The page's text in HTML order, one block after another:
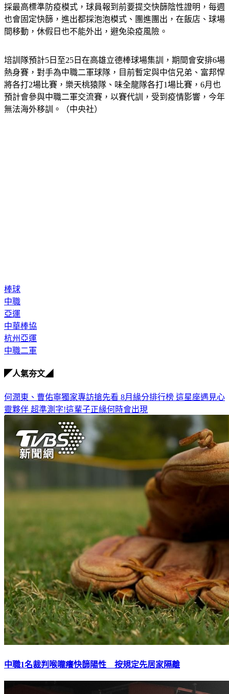
採最高標準防疫模式，球員報到前要提交快篩陰性證明，每週
也會固定快篩，進出都採泡泡模式、團進團出，在飯店、球場
間移動，休假日也不能外出，避免染疫風險。
培訓隊預計5日至25日在高雄立德棒球場集訓，期間會安排6場
熱身賽，對手為中職二軍球隊，目前暫定與中信兄弟、富邦悍
將各打2場比賽，樂天桃猿隊、味全龍隊各打1場比賽，6月也
預計會參與中職二軍交流賽，以賽代訓，受到疫情影響，今年
無法海外移訓。（中央社）
棒球
中職
亞運
中華棒協
杭州亞運
中職二軍
◤人氣夯文◢
何潤東、曹佑寧獨家專訪搶先看 8月緣分排行榜 這星座遇見心
靈夥伴 超準測字!這輩子正緣何時會出現
中職1名裁判喉嚨癢快篩陽性 按規定先居家隔離